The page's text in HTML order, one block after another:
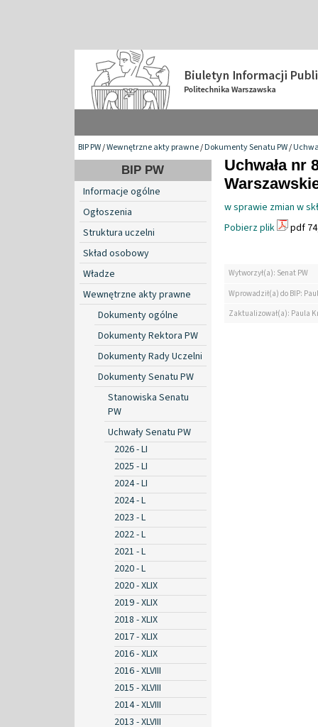
BIP PW/Wewnętrzne akty prawne/Dokumenty Senatu PW/
BIP PW
Informacje ogólne
Ogłoszenia
Struktura uczelni
Skład osobowy
Władze
Wewnętrzne akty prawne
Dokumenty ogólne
Dokumenty Rektora PW
Dokumenty Rady Uczelni
Dokumenty Senatu PW
Stanowiska Senatu
PW
Uchwały Senatu PW
2026 - LI
2025 - LI
2024 - LI
2024 - L
2023 - L
2022 - L
2021 - L
2020 - L
2020 - XLIX
2019 - XLIX
2018 - XLIX
2017 - XLIX
2016 - XLIX
2016 - XLVIII
2015 - XLVIII
2014 - XLVIII
2013 - XLVIII
Uchwała nr
w sprawie zmian w
Pobierz plik
pdf
Wytworzył(a): Senat PW
Wprowadził(a) do BIP:
Zaktualizował(a): Paula